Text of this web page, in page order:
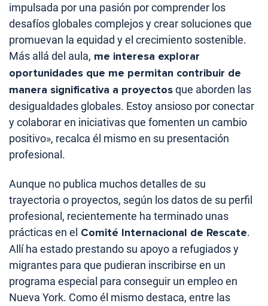
impulsada por una pasión por comprender los
desafíos globales complejos y crear soluciones que
promuevan la equidad y el crecimiento sostenible.
Más allá del aula, me interesa explorar
oportunidades que me permitan contribuir de
manera significativa a proyectosque aborden las
desigualdades globales. Estoy ansioso por conectar
y colaborar en iniciativas que fomenten un cambio
positivo», recalca él mismo en su presentación
profesional.
Aunque no publica muchos detalles de su
trayectoria o proyectos, según los datos de su perfil
profesional, recientemente ha terminado unas
prácticas en el Comité Internacional de Rescate.
Allí ha estado prestando su apoyo a refugiados y
migrantes para que pudieran inscribirse en un
programa especial para conseguir un empleo en
Nueva York. Como él mismo destaca, entre las